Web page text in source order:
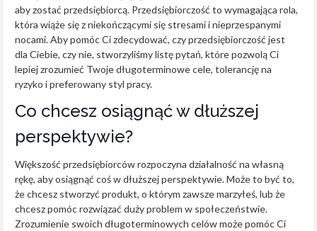
aby zostać przedsiębiorcą. Przedsiębiorczość to wymagająca rola,
która wiąże się z niekończącymi się stresami i nieprzespanymi
nocami. Aby pomóc Ci zdecydować, czy przedsiębiorczość jest
dla Ciebie, czy nie, stworzyliśmy listę pytań, które pozwolą Ci
lepiej zrozumieć Twoje długoterminowe cele, tolerancję na
ryzyko i preferowany styl pracy.
Co chcesz osiągnąć w dłuższej
perspektywie?
Większość przedsiębiorców rozpoczyna działalność na własną
rękę, aby osiągnąć coś w dłuższej perspektywie. Może to być to,
że chcesz stworzyć produkt, o którym zawsze marzyłeś, lub że
chcesz pomóc rozwiązać duży problem w społeczeństwie.
Zrozumienie swoich długoterminowych celów może pomóc Ci